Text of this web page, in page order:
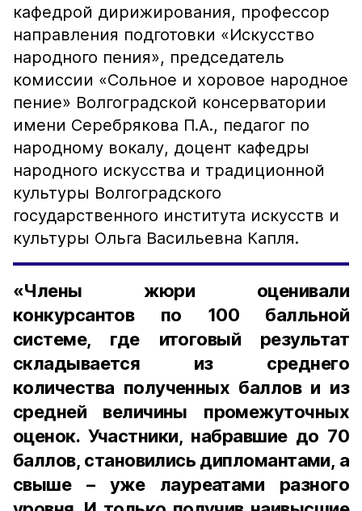
кафедрой дирижирования, профессор
направления подготовки «Искусство
народного пения», председатель
комиссии «Сольное и хоровое народное
пение» Волгоградской консерватории
имени Серебрякова П.А., педагог по
народному вокалу, доцент кафедры
народного искусства и традиционной
культуры Волгоградского
государственного института искусств и
культуры Ольга Васильевна Капля.
«Члены жюри оценивали
конкурсантов по 100 балльной
системе, где итоговый результат
складывается из среднего
количества полученных баллов и из
средней величины промежуточных
оценок. Участники, набравшие до 70
баллов, становились дипломантами, а
свыше – уже лауреатами разного